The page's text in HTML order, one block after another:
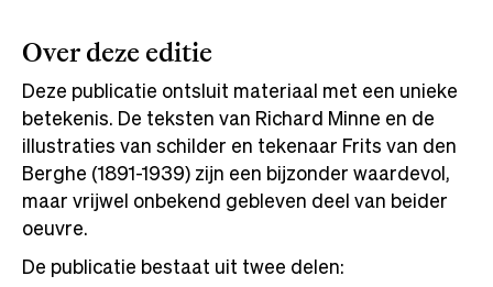
Over deze editie
Deze publicatie ontsluit materiaal met een unieke
betekenis. De teksten van Richard Minne en de
illustraties van schilder en tekenaar Frits van den
Berghe (1891-1939) zijn een bijzonder waardevol,
maar vrijwel onbekend gebleven deel van beider
oeuvre.
De publicatie bestaat uit twee delen: